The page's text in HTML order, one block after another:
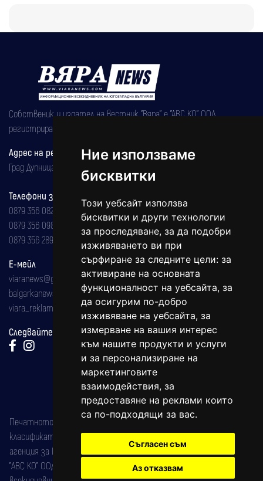
Ние използваме
бисквитки
Този уебсайт използва
бисквитки и други технологии
за проследяване, за да подобри
изживяването ви при
сърфиране за следните цели: за
активиране на основната
функционалност на уебсайта, за
да осигурим по-добро
изживяване на уебсайта, за
измерване на вашия интерес
към нашите продукти и услуги
и за персонализиране на
маркетинговите
взаимодействия, за
предоставяне на реклами които
са по-подходящи за вас.
Съгласен съм
Аз отказвам
Собственик и издател на вестник "Вяра" е "АВС КО" ООД,
регистрирана на 08.05.2002 година.
Адрес на редакцията
Град Дупница, ул.''Христо Ботев" 43
Телефони за реклама и абонаменти
0879 356 082
0879 356 098
0879 356 289
Е-мейл
viaranews@gmail.com
balgarkanews@gmail.com
viara_reklama@mail.bg
Следвайте ни:
Печатното издание на вестника е регистрирано в националния
класификатор на печатните издания (Българска национална
агенция за ISSN) под номер: ISSN 1312-4722.
"АВС КО" ООД е притежател на марката: Вяра информационен